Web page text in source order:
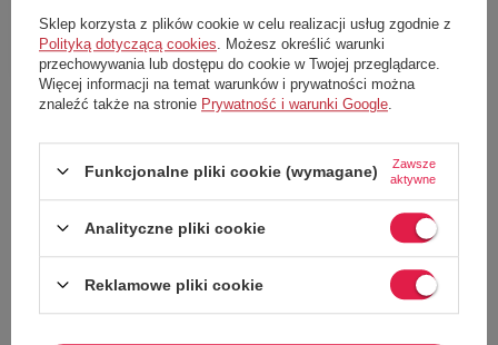
W PROMOCJI
Biustonosz damski Uyn Motyon
Baselayer Bra biały r. XS
Cena katalogowa:269,00 zł
58,00 zł
54,00 zł
W PROMOCJI
Biustonosz damski Uyn Motoyon
Baselayer Bra High Support biały r.
Cena katalogowa:259,00 zł
58,00 zł
Najniższa cena z 30 dni przed obniżką:
Dodaj do koszyka
Sklep korzysta z plików cookie w celu realizacji usług zgodnie z
Polityką dotyczącą cookies . Możesz określić warunki
przechowywania lub dostępu do cookie w Twojej przeglądarce.
Więcej informacji na temat warunków i prywatności można
znaleźć także na stronie Prywatność i warunki Google
Funkcjonalne pliki cookie (wymagane)
Zawsze
aktywne
Analityczne pliki cookie
Reklamowe pliki cookie